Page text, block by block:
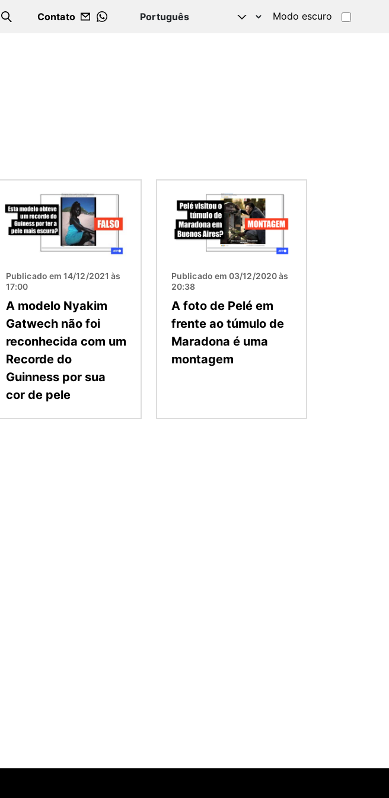
Search
Contato
WHATSAPP
Modo escuro
Publicado em 14/12/2021 às
17:00
A modelo Nyakim
Gatwech não foi
reconhecida com um
Recorde do
Guinness por sua
cor de pele
Publicado em 03/12/2020 às
20:38
A foto de Pelé em
frente ao túmulo de
Maradona é uma
montagem